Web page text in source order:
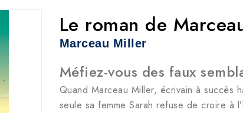
Le roman de
Marceau Miller
Méfiez-vous des faux
Quand Marceau Miller, écrivain à succès
seule sa femme Sarah refuse de croire à